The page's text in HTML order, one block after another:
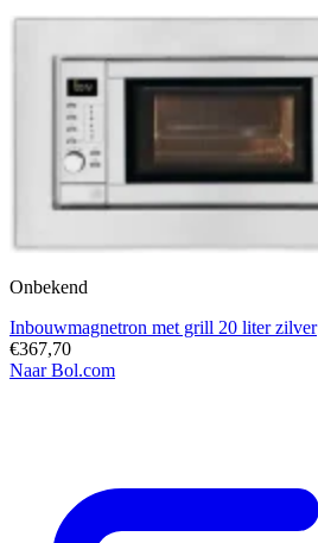
Onbekend
Inbouwmagnetron met grill 20 liter zilver
€367,70
Naar Bol.com